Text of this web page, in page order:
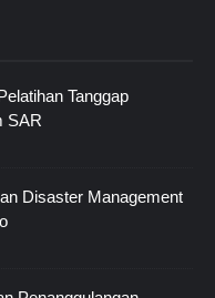
Tanggap
SAR
Disaster Management